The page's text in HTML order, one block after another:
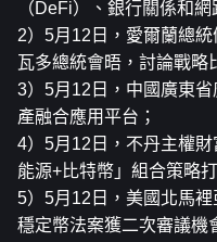
（DeFi）、銀行關係和網
2）5月12日，愛爾蘭總
瓦多總統會晤，討論戰略
3）5月12日，中國廣東
產融合應用平台；
4）5月12日，不丹主權
能源+比特幣」組合策略
5）5月12日，美國北馬裡
穩定幣法案獲二次審議機